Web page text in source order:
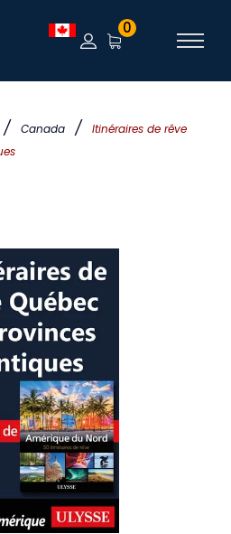
/ Canada /
Itinéraires de rêve
0